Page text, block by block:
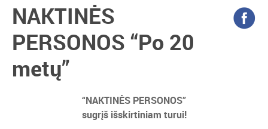
NAKTINĖS
PERSONOS “Po 20
metų”
“NAKTINĖS PERSONOS”
sugrįš išskirtiniam turui!